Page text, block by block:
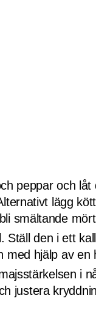
peppar och
lägg
smältande
Ställ den i ett
med hjälp av en
i
justera